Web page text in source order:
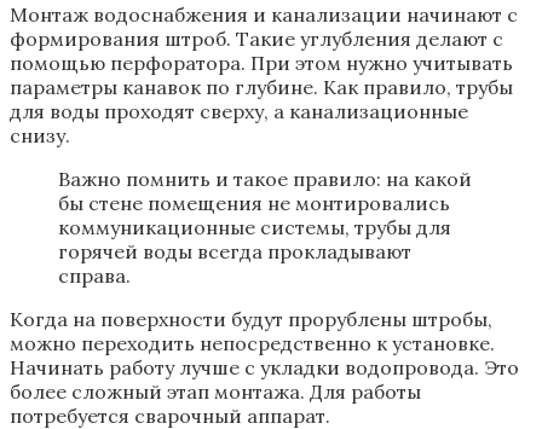
Монтаж водоснабжения и канализации начинают с
формирования штроб. Такие углубления делают с
помощью перфоратора. При этом нужно учитывать
параметры канавок по глубине. Как правило, трубы
для воды проходят сверху, а канализационные
снизу.
Важно помнить и такое правило: на какой
бы стене помещения не монтировались
коммуникационные системы, трубы для
горячей воды всегда прокладывают
справа.
Когда на поверхности будут прорублены штробы,
можно переходить непосредственно к установке.
Начинать работу лучше с укладки водопровода. Это
более сложный этап монтажа. Для работы
потребуется сварочный аппарат.